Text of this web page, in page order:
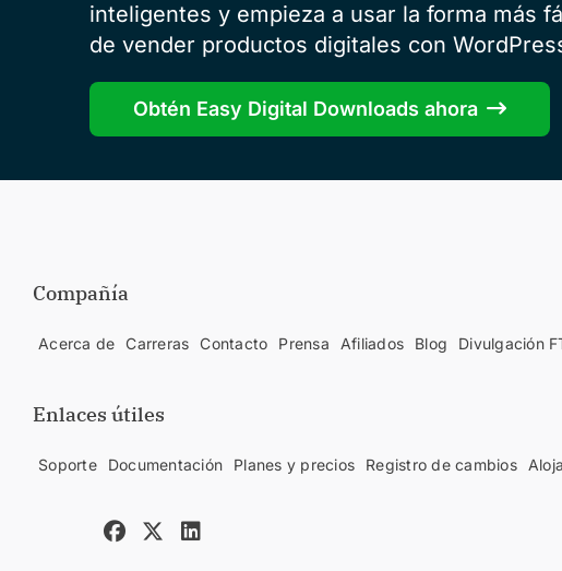
inteligentes y empieza a usar la forma más
de vender productos digitales con
Obtén Easy Digital Downloads ahora
Compañía
Acerca de Carreras Contacto Prensa Afiliados Blog Divulgación
Enlaces útiles
Soporte Documentación Planes y precios Registro de cambios